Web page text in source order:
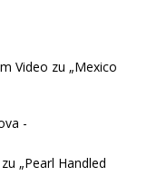
Video zu „Mexico
„Pearl Handled